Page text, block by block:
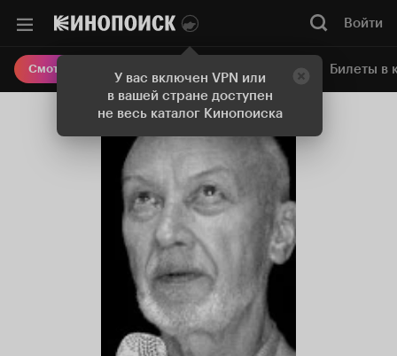
У вас включен VPN или
в вашей стране доступен
не весь каталог Кинопоиска
Войти
Смотреть кино Онлайн-кинотеатр Билеты в